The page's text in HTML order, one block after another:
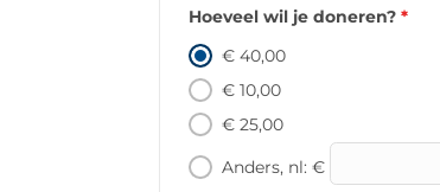
Hoeveel wil je doneren? *
€ 40,00
€ 10,00
€ 25,00
Anders, nl: €